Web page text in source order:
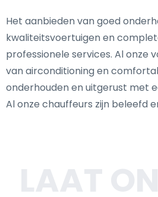
Het aanbieden van goed
kwaliteitsvoertuigen en
professionele services. Al onze
van airconditioning en
onderhouden en uitgerust met
Al onze chauffeurs zijn beleefd